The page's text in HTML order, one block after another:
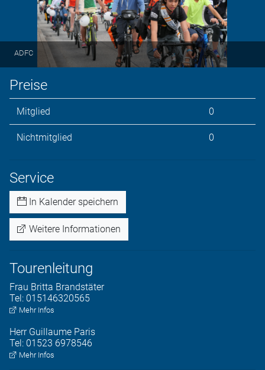
ADFC
Preise
Mitglied 0
Nichtmitglied 0
Service
In Kalender speichern
Weitere Informationen
Tourenleitung
Frau Britta Brandstäter
Tel: 015146320565
Mehr Infos
Herr Guillaume Paris
Tel: 01523 6978546
Mehr Infos